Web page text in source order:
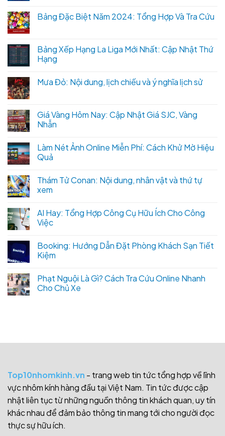
Bảng Đặc Biệt Năm 2024: Tổng Hợp Và Tra Cứu
Bảng Xếp Hạng La Liga Mới Nhất: Cập Nhật Thứ
Hạng
Mưa Đỏ: Nội dung, lịch chiếu và ý nghĩa lịch sử
Giá Vàng Hôm Nay: Cập Nhật Giá SJC, Vàng
Nhẫn
Làm Nét Ảnh Online Miễn Phí: Cách Khử Mờ Hiệu
Quả
Thám Tử Conan: Nội dung, nhân vật và thứ tự
xem
AI Hay: Tổng Hợp Công Cụ Hữu Ích Cho Công
Việc
Booking: Hướng Dẫn Đặt Phòng Khách Sạn Tiết
Kiệm
Phạt Nguội Là Gì? Cách Tra Cứu Online Nhanh
Cho Chủ Xe
Top10nhomkinh.vn - trang web tin tức tổng hợp về lĩnh
vực nhôm kính hàng đầu tại Việt Nam. Tin tức được cập
nhật liên tục từ những nguồn thông tin khách quan, uy tín
khác nhau để đảm bảo thông tin mang tới cho người đọc
thực sự hữu ích.